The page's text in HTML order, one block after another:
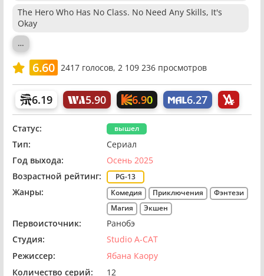
The Hero Who Has No Class. No Need Any Skills, It's
Okay
…
6.60 2417голосов, 2 109 236 просмотров
6.19 5.90 6.90 6.27
Статус: вышел
Тип:
Сериал
Год выхода:
Осень 2025
Возрастной рейтинг:
PG-13
Жанры: Комедия Приключения
Фэнтези
Магия
Экшен
Первоисточник:
Ранобэ
Студия:
Studio A-CAT
Режиссер:
Ябана Каору
Количество серий:
12